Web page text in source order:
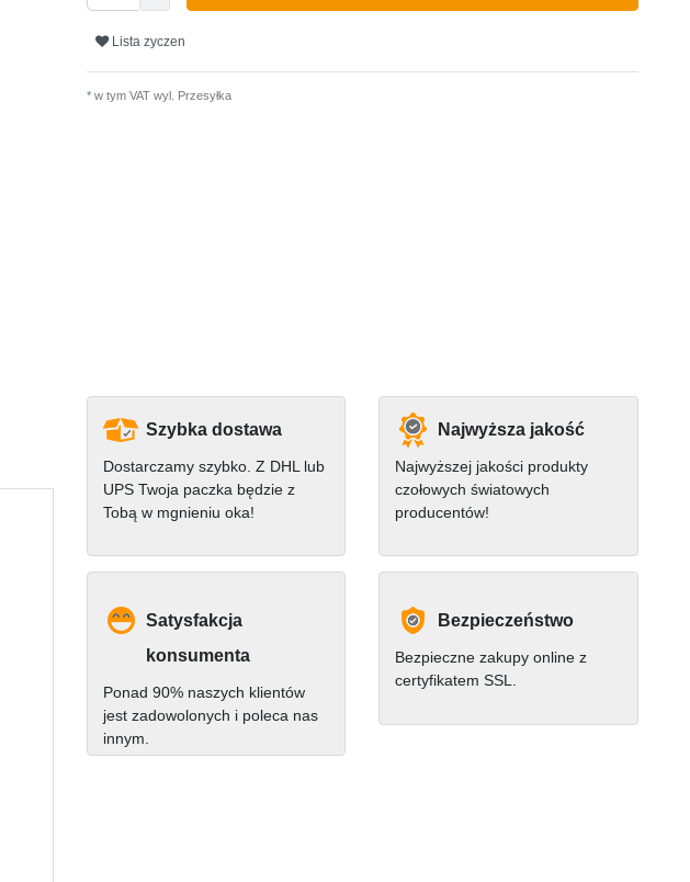
Lista zyczen
* w tym VAT wyl. Przesyłka
Szybka dostawa
Dostarczamy szybko. Z DHL lub
UPS Twoja paczka będzie z
Tobą w mgnieniu oka!
Najwyższa jakość
Najwyższej jakości produkty
czołowych światowych
producentów!
Satysfakcja
konsumenta
Ponad 90% naszych klientów
jest zadowolonych i poleca nas
innym.
Bezpieczeństwo
Bezpieczne zakupy online z
certyfikatem SSL.